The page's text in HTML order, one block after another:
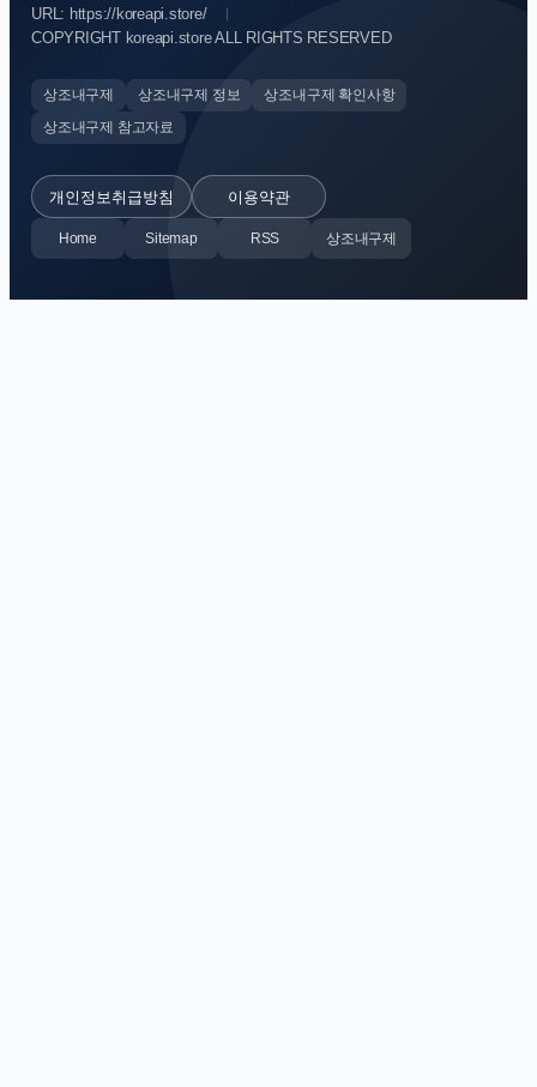
URL: https://koreapi.store/
COPYRIGHT koreapi.store ALL RIGHTS RESERVED
상조내구제 상조내구제 정보
상조내구제 확인사항
상조내구제 참고자료
개인정보취급방침 이용약관
Home Sitemap RSS 상조내구제